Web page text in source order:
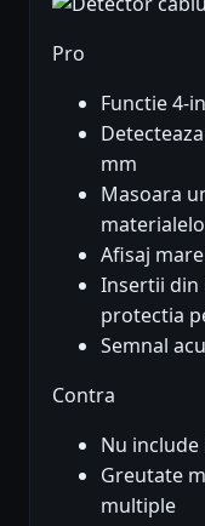
Pro
Functie 4-
mm
Masoara
Afisaj
Insertii din
protectia
Semnal
Contra
Nu
Greutate
multiple